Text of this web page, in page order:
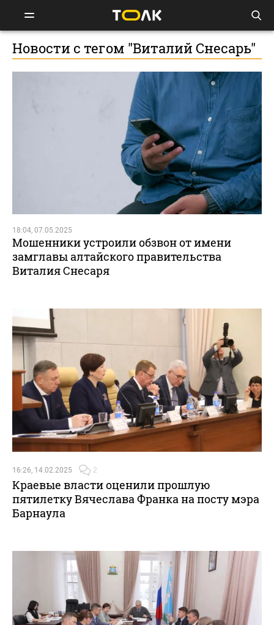
Новости с тегом "Виталий Снесарь"
18:04, 07.05.2025
Мошенники устроили обзвон от имени
замглавы алтайского правительства
Виталия Снесаря
16:26, 14.02.2025 2
Краевые власти оценили прошлую
пятилетку Вячеслава Франка на посту мэра
Барнаула